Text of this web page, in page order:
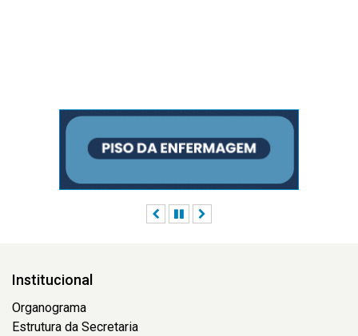
AnteriorPausar
Institucional
Organograma
Estrutura da Secretaria